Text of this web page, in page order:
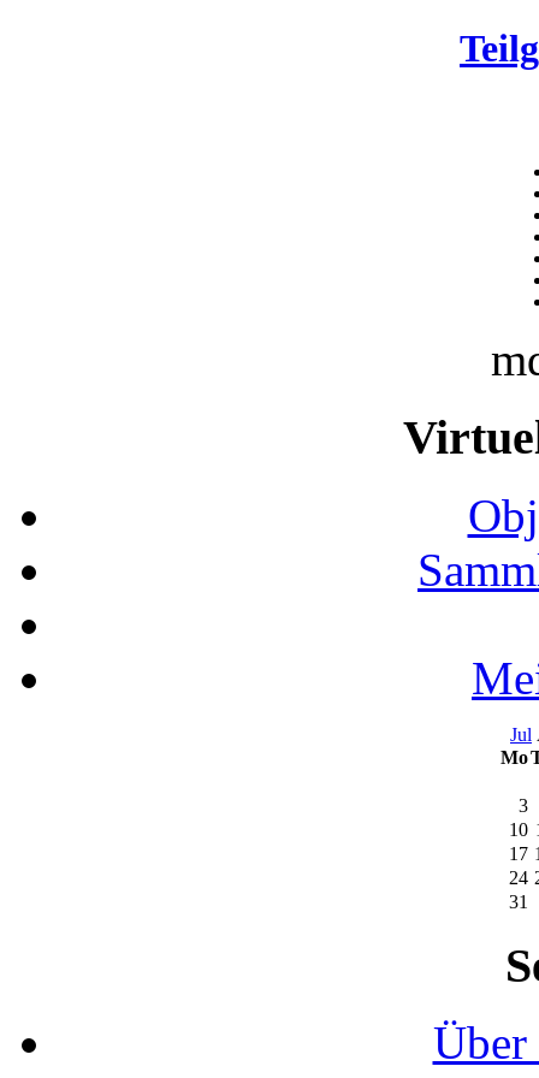
Jul
Mo
3
10
17
24
31